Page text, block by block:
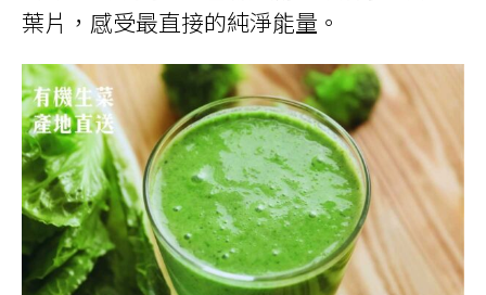
葉片，感受最直接的純淨能量。